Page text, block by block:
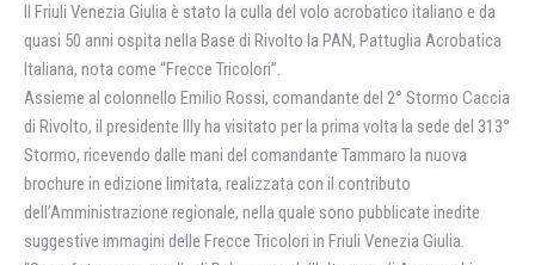
Il Friuli Venezia Giulia è stato la culla del volo acrobatico italiano e da
quasi 50 anni ospita nella Base di Rivolto la PAN, Pattuglia Acrobatica
Italiana, nota come “Frecce Tricolori”.
Assieme al colonnello Emilio Rossi, comandante del 2° Stormo Caccia
di Rivolto, il presidente Illy ha visitato per la prima volta la sede del 313°
Stormo, ricevendo dalle mani del comandante Tammaro la nuova
brochure in edizione limitata, realizzata con il contributo
dell’Amministrazione regionale, nella quale sono pubblicate inedite
suggestive immagini delle Frecce Tricolori in Friuli Venezia Giulia.